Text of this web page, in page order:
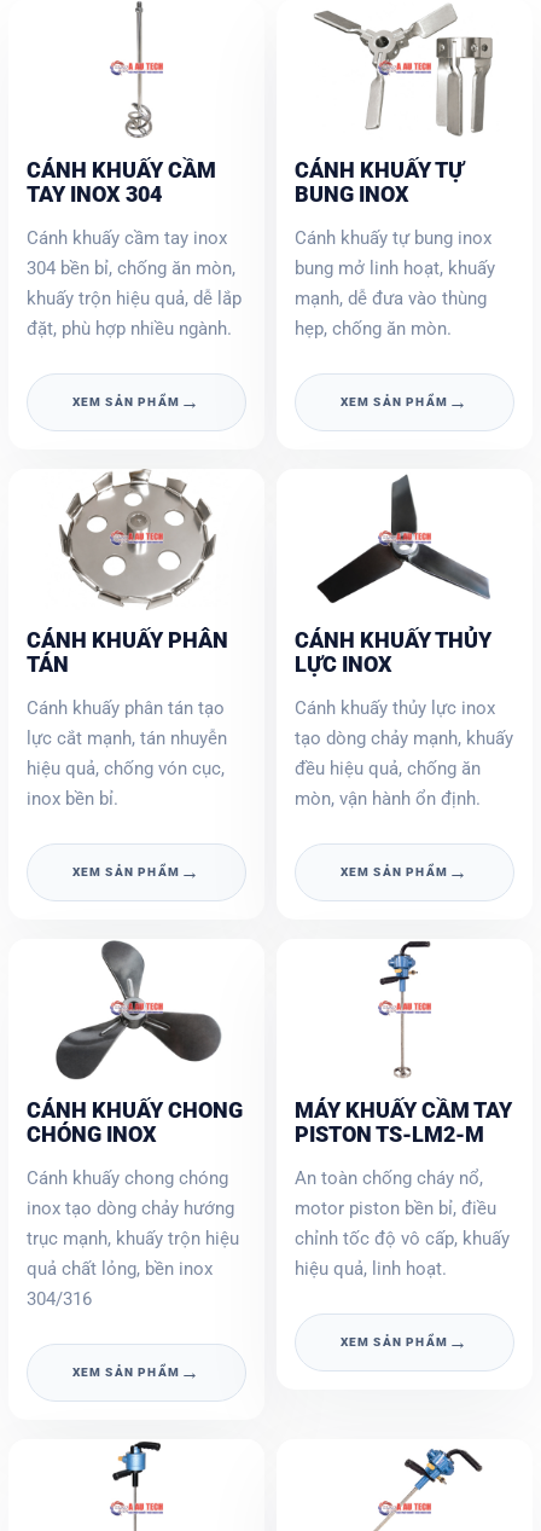
CÁNH KHUẤY CẦM
TAY INOX 304
Cánh khuấy cầm tay inox
304 bền bỉ, chống ăn mòn,
khuấy trộn hiệu quả, dễ lắp
đặt, phù hợp nhiều ngành.
XEM SẢN PHẨM →
CÁNH KHUẤY TỰ
BUNG INOX
Cánh khuấy tự bung inox
bung mở linh hoạt, khuấy
mạnh, dễ đưa vào thùng
hẹp, chống ăn mòn.
XEM SẢN PHẨM →
CÁNH KHUẤY PHÂN
TÁN
Cánh khuấy phân tán tạo
lực cắt mạnh, tán nhuyễn
hiệu quả, chống vón cục,
inox bền bỉ.
XEM SẢN PHẨM →
CÁNH KHUẤY THỦY
LỰC INOX
Cánh khuấy thủy lực inox
tạo dòng chảy mạnh, khuấy
đều hiệu quả, chống ăn
mòn, vận hành ổn định.
XEM SẢN PHẨM →
CÁNH KHUẤY CHONG
CHÓNG INOX
Cánh khuấy chong chóng
inox tạo dòng chảy hướng
trục mạnh, khuấy trộn hiệu
quả chất lỏng, bền inox
304/316
XEM SẢN PHẨM →
MÁY KHUẤY CẦM TAY
PISTON TS-LM2-M
An toàn chống cháy nổ,
motor piston bền bỉ, điều
chỉnh tốc độ vô cấp, khuấy
hiệu quả, linh hoạt.
XEM SẢN PHẨM →